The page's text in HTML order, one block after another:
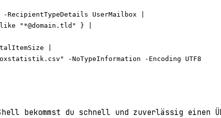
-RecipientTypeDetails UserMailbox |
"*@domain.tld"
} |
|
-NoTypeInformation -Encoding UTF8
bekommst du schnell und zuverlässig einen